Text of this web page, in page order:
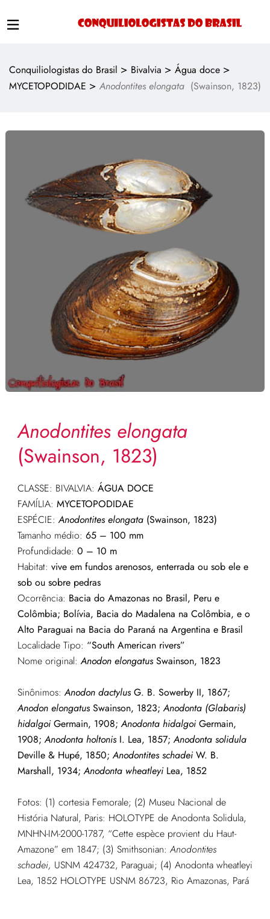
Conquiliologistas do Brasil > Bivalvia > Água doce >
MYCETOPODIDAE > Anodontites elongata (Swainson, 1823)
Anodontites elongata
(Swainson, 1823)
CLASSE: BIVALVIA: ÁGUA DOCE
FAMÍLIA: MYCETOPODIDAE
ESPÉCIE:Anodontites elongata(Swainson, 1823)
Tamanho médio: 65 – 100 mm
Profundidade: 0 – 10 m
Habitat: vive em fundos arenosos, enterrada ou sob ele e
sob ou sobre pedras
Ocorrência: Bacia do Amazonas no Brasil, Peru e
Colômbia; Bolívia, Bacia do Madalena na Colômbia, e o
Alto Paraguai na Bacia do Paraná na Argentina e Brasil
Localidade Tipo: “South American rivers”
Nome original:Anodon elongatusSwainson, 1823
Sinônimos:Anodon dactylusG. B. Sowerby II, 1867;
Anodon elongatusSwainson, 1823;Anodonta (Glabaris)
hidalgoiGermain, 1908;Anodonta hidalgoiGermain,
1908;Anodonta holtonisI. Lea, 1857;Anodonta solidula
Deville & Hupé, 1850;Anodontites schadeiW. B.
Marshall, 1934;Anodonta wheatleyiLea, 1852
Fotos: (1) cortesia Femorale; (2) Museu Nacional de
História Natural, Paris: HOLOTYPE de Anodonta Solidula,
MNHN-IM-2000-1787, “Cette espèce provient du Haut-
Amazone” em 1847; (3) Smithsonian: Anodontites
schadei, USNM 424732, Paraguai; (4) Anodonta wheatleyi
Lea, 1852 HOLOTYPE USNM 86723, Rio Amazonas, Pará